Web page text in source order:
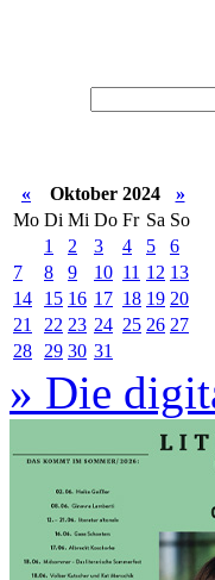
« Oktober 2024
»
Mo Di Mi Do Fr Sa So
1
2 3 4 5
6
7
8 9 10 11 12 13
14
15 16 17 18 19 20
21
22 23 24 25 26 27
28
29 30 31
» Die